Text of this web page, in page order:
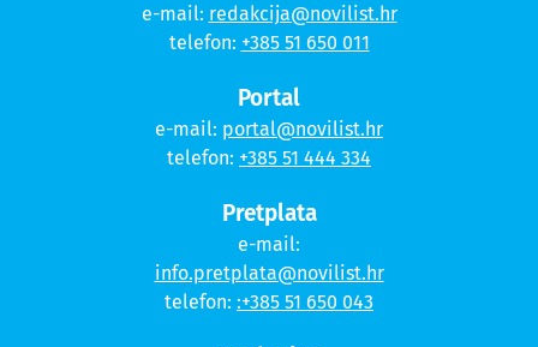
e-mail: redakcija@novilist.hr
telefon: +385 51 650 011
Portal
e-mail: portal@novilist.hr
telefon: +385 51 444 334
Pretplata
e-mail:
info.pretplata@novilist.hr
telefon: :+385 51 650 043